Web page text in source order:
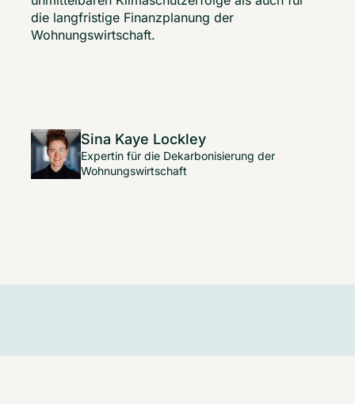
die langfristige Finanzplanung der
Wohnungswirtschaft.
Sina Kaye Lockley
Expertin für die Dekarbonisierung der
Wohnungswirtschaft